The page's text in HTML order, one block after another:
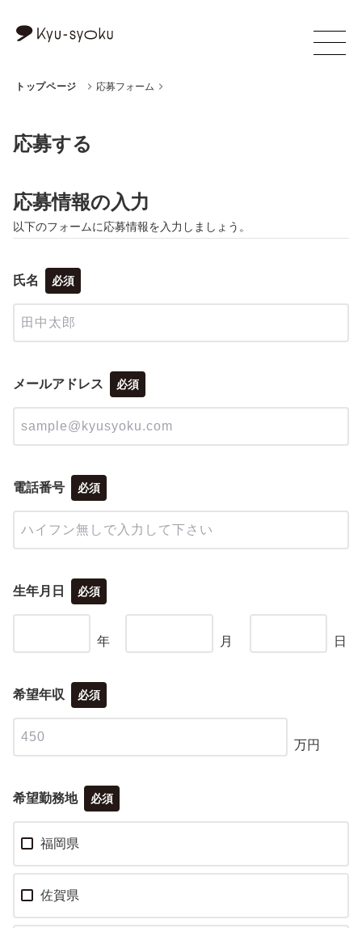
トップページ 応募フォーム
応募する
応募情報の入力
以下のフォームに応募情報を入力しましょう。
氏名 必須
メールアドレス 必須
電話番号 必須
生年月日 必須
年 月 日
希望年収 必須
万円
希望勤務地 必須
福岡県
佐賀県